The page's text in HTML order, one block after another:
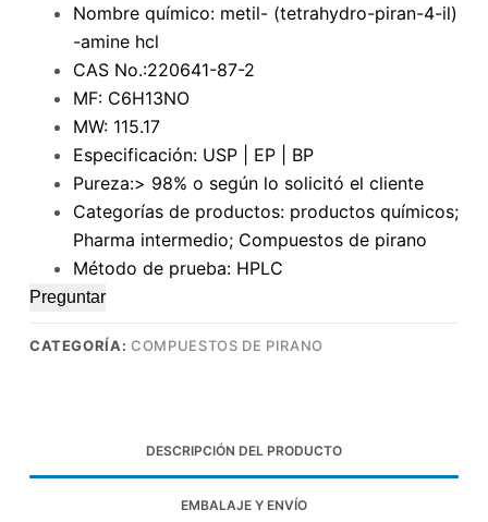
Nombre químico: metil- (tetrahydro-piran-4-il)
-amine hcl
CAS No.:220641-87-2
MF: C6H13NO
MW: 115.17
Especificación: USP | EP | BP
Pureza:> 98% o según lo solicitó el cliente
Categorías de productos: productos químicos;
Pharma intermedio; Compuestos de pirano
Método de prueba: HPLC
Preguntar
CATEGORÍA:COMPUESTOS DE PIRANO
DESCRIPCIÓN DEL PRODUCTO
EMBALAJE Y ENVÍO